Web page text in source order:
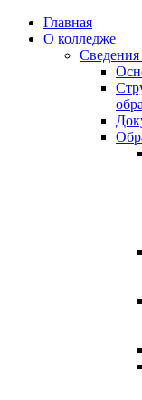
Главная
О колледже